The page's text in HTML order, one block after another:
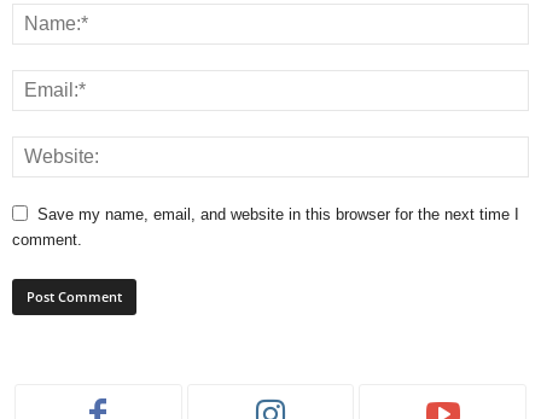
Save my name, email, and website in this browser for the next time I
comment.